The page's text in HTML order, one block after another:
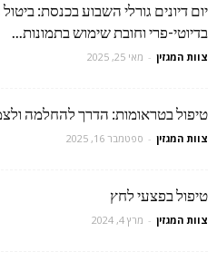
יום דיונים גורלי השבוע בכנסת:
בדיוטי-פרי וחובת שימוש בתמונות...
צוות המגזין - מאי 25, 2025
טיפול בטראומות: הדרך להחלמה
צוות המגזין - ספטמבר 16, 2025
טיפול בפצעי לחץ
צוות המגזין - מרץ 4, 2024